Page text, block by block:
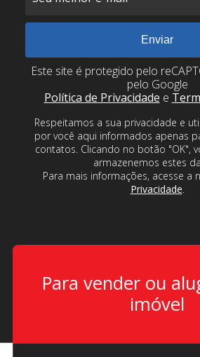
Este site é protegido pelo
pelo Google
Política de Privacidade e
Respeitamos a sua privacidade e
por você aqui informados apenas
contatos. Clicando no botão "OK",
armazenemos estes
Para mais informações, acesse a
Privacidade.
Para vender ou
imóvel